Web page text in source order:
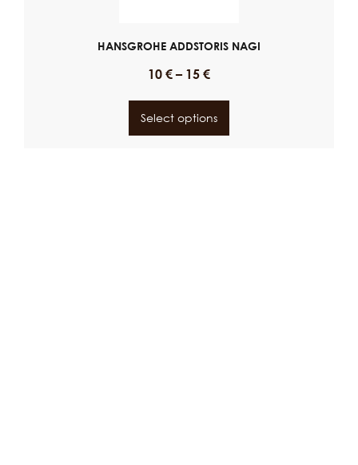
HANSGROHE ADDSTORIS NAGI
10 € – 15 €
Select options